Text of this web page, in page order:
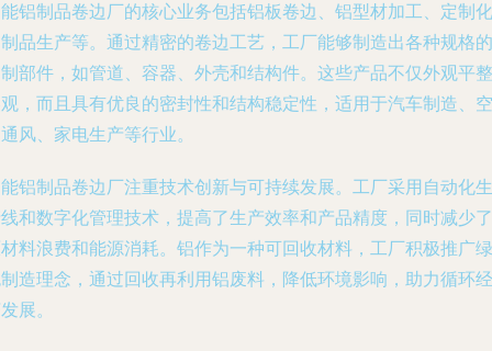
铝制品卷边厂的核心业务包括铝板卷边、铝型材加工、定制化
品生产等。通过精密的卷边工艺，工厂能够制造出各种规格的
部件，如管道、容器、外壳和结构件。这些产品不仅外观平整
，而且具有优良的密封性和结构稳定性，适用于汽车制造、空
风、家电生产等行业。
铝制品卷边厂注重技术创新与可持续发展。工厂采用自动化生
和数字化管理技术，提高了生产效率和产品精度，同时减少了
料浪费和能源消耗。铝作为一种可回收材料，工厂积极推广绿
造理念，通过回收再利用铝废料，降低环境影响，助力循环经
展。